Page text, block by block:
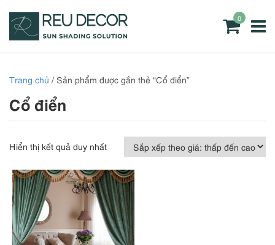
0
Trang chủ / Sản phẩm được gắn thẻ “Cổ điển”
Cổ điển
Hiển thị kết quả duy nhất